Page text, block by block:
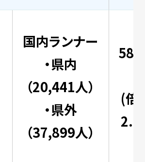
国内ランナー
・県内
（20,441人）
・県外
（37,899人）
(倍
2.9